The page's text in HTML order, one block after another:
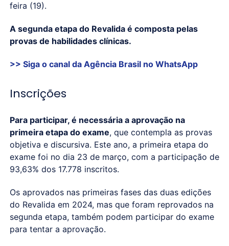
feira (19).
A segunda etapa do Revalida é composta pelas
provas de habilidades clínicas.
>> Siga o canal da Agência Brasil no WhatsApp
Inscrições
Para participar, é necessária a aprovação na
primeira etapa do exame, que contempla as provas
objetiva e discursiva. Este ano, a primeira etapa do
exame foi no dia 23 de março, com a participação de
93,63% dos 17.778 inscritos.
Os aprovados nas primeiras fases das duas edições
do Revalida em 2024, mas que foram reprovados na
segunda etapa, também podem participar do exame
para tentar a aprovação.